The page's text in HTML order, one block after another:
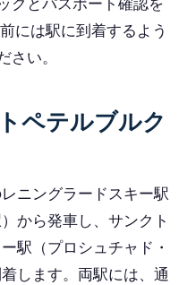
には駅に到着するよう
さい。
ペテルブルク
ニングラードスキー駅
から発車し、サンクト
駅（プロシュチャド・
します。両駅には、通